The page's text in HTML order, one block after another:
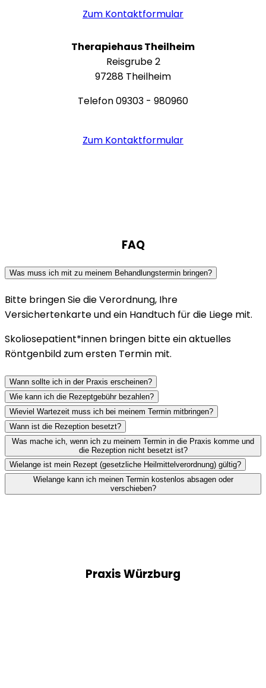
Zum Kontaktformular
Therapiehaus Theilheim
Reisgrube 2
97288 Theilheim
Telefon 09303 - 980960
Zum Kontaktformular
FAQ
Was muss ich mit zu meinem Behandlungstermin bringen?
Bitte bringen Sie die Verordnung, Ihre
Versichertenkarte und ein Handtuch für die Liege mit.
Skoliosepatient*innen bringen bitte ein aktuelles
Röntgenbild zum ersten Termin mit.
Wann sollte ich in der Praxis erscheinen?
Wie kann ich die Rezeptgebühr bezahlen?
Wieviel Wartezeit muss ich bei meinem Termin mitbringen?
Wann ist die Rezeption besetzt?
Was mache ich, wenn ich zu meinem Termin in die Praxis komme und
die Rezeption nicht besetzt ist?
Wielange ist mein Rezept (gesetzliche Heilmittelverordnung) gültig?
Wielange kann ich meinen Termin kostenlos absagen oder
verschieben?
Praxis Würzburg